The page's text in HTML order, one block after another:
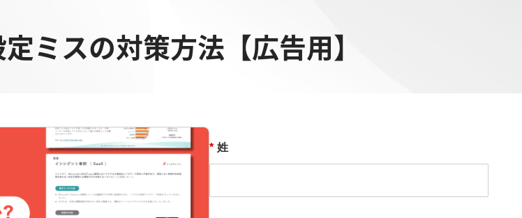
ミスの対策方法【広告用】
* 姓